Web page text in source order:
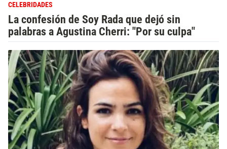
CELEBRIDADES
La confesión de Soy Rada que dejó sin
palabras a Agustina Cherri: "Por su culpa"